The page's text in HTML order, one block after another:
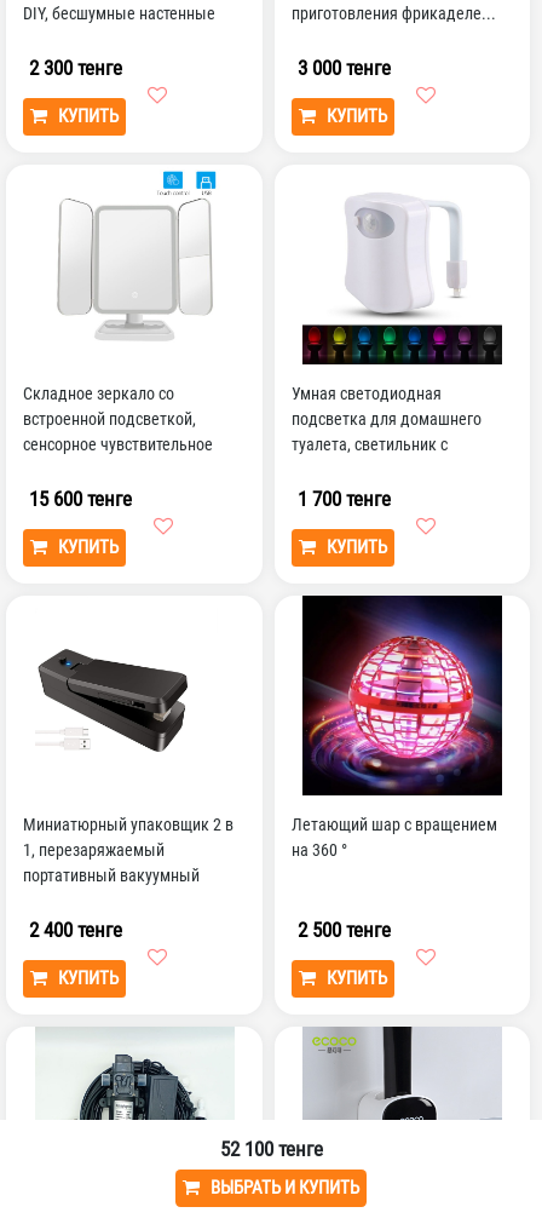
52 100тенге
ВЫБРАТЬ И КУПИТЬ
DIY, бесшумные настенные
2 300 тенге
КУПИТЬ
приготовления фрикаделе...
3 000 тенге
КУПИТЬ
Складное зеркало со
встроенной подсветкой,
сенсорное чувствительное
15 600 тенге
КУПИТЬ
Умная светодиодная
подсветка для домашнего
туалета, светильник с
движени...
1 700 тенге
КУПИТЬ
Миниатюрный упаковщик 2 в
1, перезаряжаемый
портативный вакуумный
п...
2 400 тенге
КУПИТЬ
Летающий шар с вращением
на 360 °
2 500 тенге
КУПИТЬ